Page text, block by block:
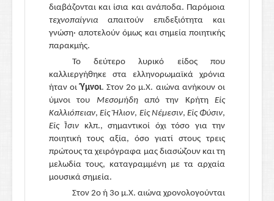
διαβάζονται και ίσια και ανάποδα. Παρόμοια
τεχνοπαίγνια απαιτούν επιδεξιότητα και
γνώση· αποτελούν όμως και σημεία ποιητικής
παρακμής.
Το δεύτερο λυρικό είδος που
καλλιεργήθηκε στα ελληνορωμαϊκά χρόνια
ήταν οιΎμνοι. Στον 2ο μ.Χ. αιώνα ανήκουν οι
ύμνοι του Μεσομήδηαπό την ΚρήτηΕἰς
Καλλιόπειαν,Εἰς Ἥλιον, Εἰς Νέμεσιν, Εἰς Φύσιν,
Εἰς Ἶσιν κλπ., σημαντικοί όχι τόσο για την
ποιητική τους αξία, όσο γιατί στους τρεις
πρώτους τα χειρόγραφα μας διασώζουν και τη
μελωδία τους, καταγραμμένη με τα αρχαία
μουσικά σημεία.
Στον 2ο ή 3ο μ.Χ. αιώνα χρονολογούνται